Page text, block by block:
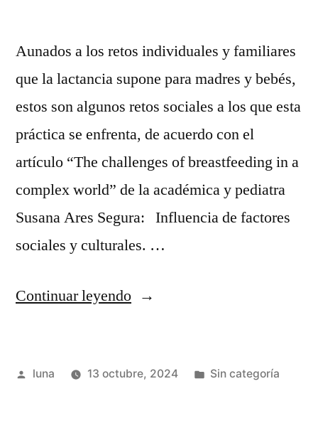
Aunados a los retos individuales y familiares
que la lactancia supone para madres y bebés,
estos son algunos retos sociales a los que esta
práctica se enfrenta, de acuerdo con el
artículo “The challenges of breastfeeding in a
complex world” de la académica y pediatra
Susana Ares Segura: Influencia de factores
sociales y culturales. …
Continuar leyendo“¿A
se
Publicado
luna 13 octubre, 2024
Publicada
Sin categoría